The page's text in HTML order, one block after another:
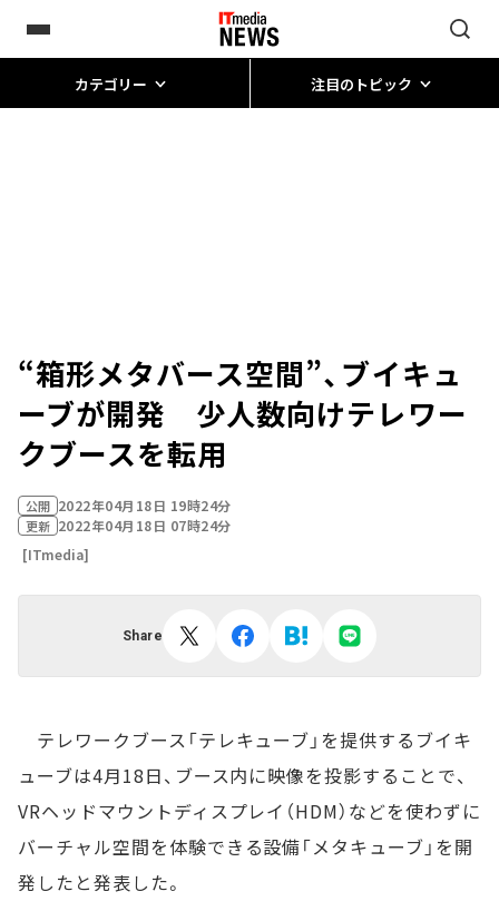
カテゴリー 注目のトピック
“箱形メタバース空間”、ブイキュ
ーブが開発 少人数向けテレワー
クブースを転用
公開 2022年04月18日 19時24分
更新 2022年04月18日 07時24分
[ITmedia]
Share
テレワークブース「テレキューブ」を提供するブイキ
ューブは4月18日、ブース内に映像を投影することで、
VRヘッドマウントディスプレイ（HDM）などを使わずに
バーチャル空間を体験できる設備「メタキューブ」を開
発したと発表した。